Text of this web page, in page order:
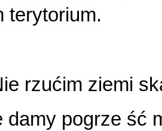
terytorium.
rzućim ziemi
damy pogrze ść